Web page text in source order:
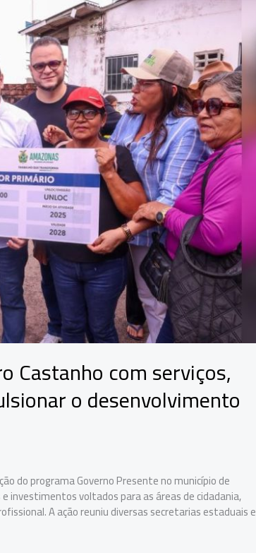
Castanho com serviços,
o desenvolvimento
do programa Governo Presente no município de
investimentos voltados para as áreas de cidadania,
A ação reuniu diversas secretarias estaduais e